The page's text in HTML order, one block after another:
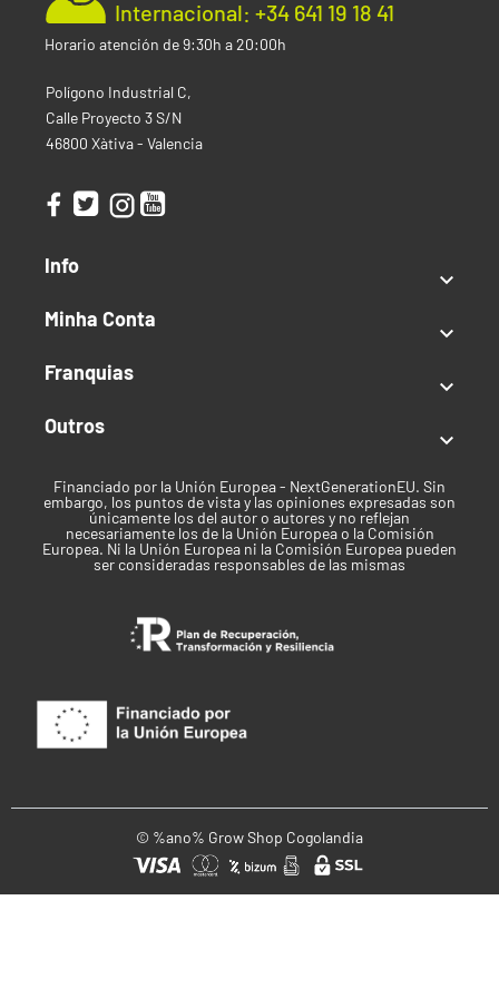
que son alrededor de un metro más altas.
pueda beneficiar de técnicas como el entrenamiento o
el supercropping. Si se desean plantas compactas, se
son gruesas, por lo general el lollipopping no es
Efecto, sabor y aroma de Durban
Feminizada
dulces muy característicos, con fuertes notas a cítricos
y anís. Las plantas con hojas más oscuras a menudo
florecen, con toques sutiles a café, sándalo o incluso
Elogiada por su potente subidón cerebral, aunque
también calmante y relajante, la Durban Feminizada es
ideal para las actividades recreativas. Los efectos son
moderados.
¿Sabías que…?
La Durban tiene su origen en el sur de África. Allí, a la
marihuana se le llama “dagga”.
La Durban Feminizada también tiene otra variante,
Internacional: +34 641 19 18 41
Horario atención de 9:30h a 20:00h
Polígono Industrial C,
Calle Proyecto 3 S/N
46800 Xàtiva - Valencia
Info

Minha Conta

Franquias

Outros

Financiado por la Unión Europea - NextGenerationEU. Sin
embargo, los puntos de vista y las opiniones expresadas son
únicamente los del autor o autores y no reflejan
necesariamente los de la Unión Europea o la Comisión
Europea. Ni la Unión Europea ni la Comisión Europea pueden
ser consideradas responsables de las mismas
© %ano% Grow Shop Cogolandia